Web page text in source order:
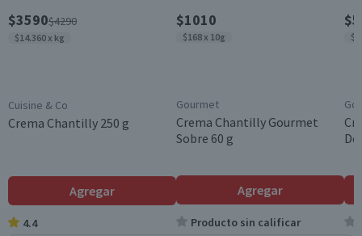
$3590$4290
$14.360 x kg
Cuisine & Co
Crema Chantilly 250 g
Agregar
4.4
$1010
$168 x 10g
Gourmet
Crema Chantilly Gourmet
Sobre 60 g
Agregar
Producto sin calificar